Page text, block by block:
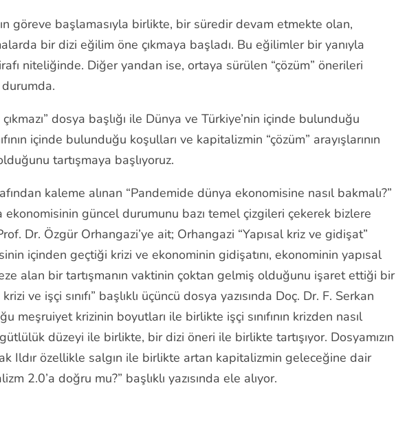
göreve başlamasıyla birlikte, bir süredir devam etmekte olan,
bir dizi eğilim öne çıkmaya başladı. Bu eğilimler bir yanıyla
niteliğinde. Diğer yandan ise, ortaya sürülen “çözüm” önerileri
durumda.
dosya başlığı ile Dünya ve Türkiye’nin içinde bulunduğu
içinde bulunduğu koşulları ve kapitalizmin “çözüm” arayışlarının
tartışmaya başlıyoruz.
kaleme alınan “Pandemide dünya ekonomisine nasıl bakmalı?”
ekonomisinin güncel durumunu bazı temel çizgileri çekerek bizlere
Dr. Özgür Orhangazi’ye ait; Orhangazi “Yapısal kriz ve gidişat”
içinden geçtiği krizi ve ekonominin gidişatını, ekonominin yapısal
alan bir tartışmanın vaktinin çoktan gelmiş olduğunu işaret ettiği bir
ve işçi sınıfı” başlıklı üçüncü dosya yazısında Doç. Dr. F. Serkan
meşruiyet krizinin boyutları ile birlikte işçi sınıfının krizden nasıl
düzeyi ile birlikte, bir dizi öneri ile birlikte tartışıyor. Dosyamızın
Ildır özellikle salgın ile birlikte artan kapitalizmin geleceğine dair
2.0’a doğru mu?” başlıklı yazısında ele alıyor.